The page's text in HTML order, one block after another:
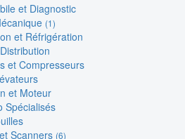
et Diagnostic
(1)
et Réfrigération
et Compresseurs
et Moteur
Spécialisés
Scanners (6)